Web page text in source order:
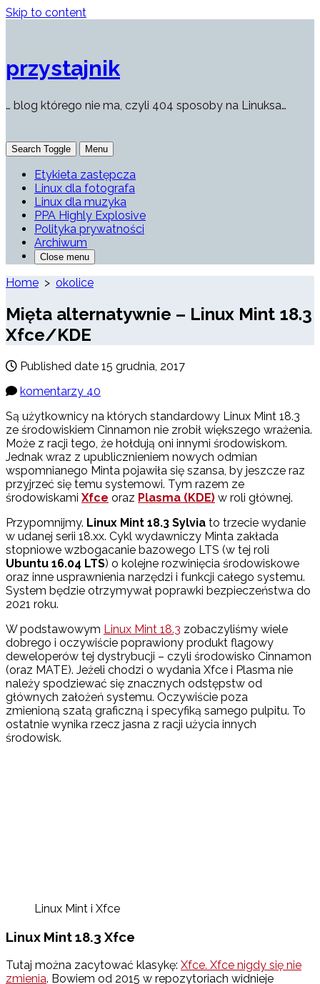
Skip to content
przystajnik
… blog którego nie ma, czyli 404 sposoby na Linuksa…
Search Toggle Menu
Etykieta zastępcza
Linux dla fotografa
Linux dla muzyka
PPA Highly Explosive
Polityka prywatności
Archiwum
Close menu
Home > okolice
Mięta alternatywnie – Linux Mint 18.3
Xfce/KDE
Published date 15 grudnia, 2017
komentarzy 40
Są użytkownicy na których standardowy Linux Mint 18.3
ze środowiskiem Cinnamon nie zrobił większego wrażenia.
Może z racji tego, że hołdują oni innymi środowiskom.
Jednak wraz z upublicznieniem nowych odmian
wspomnianego Minta pojawiła się szansa, by jeszcze raz
przyjrzeć się temu systemowi. Tym razem ze
środowiskami Xfce oraz Plasma (KDE) w roli głównej.
Przypomnijmy. Linux Mint 18.3 Sylvia to trzecie wydanie
w udanej serii 18.xx. Cykl wydawniczy Minta zakłada
stopniowe wzbogacanie bazowego LTS (w tej roli
Ubuntu 16.04 LTS) o kolejne rozwinięcia środowiskowe
oraz inne usprawnienia narzędzi i funkcji całego systemu.
System będzie otrzymywał poprawki bezpieczeństwa do
2021 roku.
W podstawowym Linux Mint 18.3 zobaczyliśmy wiele
dobrego i oczywiście poprawiony produkt flagowy
deweloperów tej dystrybucji – czyli środowisko Cinnamon
(oraz MATE). Jeżeli chodzi o wydania Xfce i Plasma nie
należy spodziewać się znacznych odstępstw od
głównych założeń systemu. Oczywiście poza
zmienioną szatą graficzną i specyfiką samego pulpitu. To
ostatnie wynika rzecz jasna z racji użycia innych
środowisk.
Linux Mint i Xfce
Linux Mint 18.3 Xfce
Tutaj można zacytować klasykę: Xfce. Xfce nigdy się nie
zmienia. Bowiem od 2015 w repozytoriach widnieje